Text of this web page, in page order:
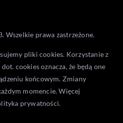
Wszelkie prawa zastrzeżone.
pliki cookies. Korzystanie z
cookies oznacza, że będą one
końcowym. Zmiany
momencie. Więcej
prywatności.